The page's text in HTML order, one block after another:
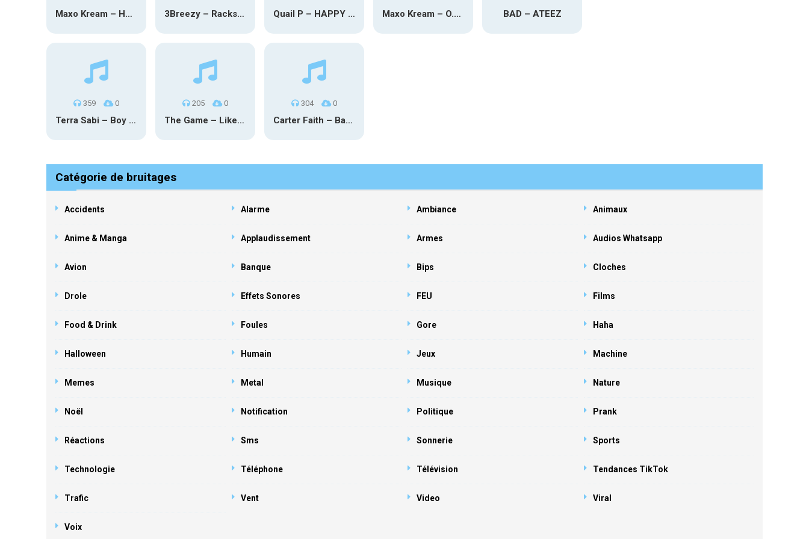
Maxo Kream – HOW TF I’M LUCKY 3Breezy – Racks On You Quail P – HAPPY TEARS Maxo Kream – O.Y.N BAD – ATEEZ
359 0
Terra Sabi – Boy Game X Marcia Cruz
205 0
The Game – Like Father Like Daughter
304 0
Carter Faith – Bar Star Vevo
Catégorie de bruitages
Accidents Alarme Ambiance Animaux
Anime & Manga Applaudissement Armes Audios Whatsapp
Avion Banque Bips Cloches
Drole Effets Sonores FEU Films
Food & Drink Foules Gore Haha
Halloween Humain Jeux Machine
Memes Metal Musique Nature
Noël Notification Politique Prank
Réactions Sms Sonnerie Sports
Technologie Téléphone Télévision Tendances TikTok
Trafic Vent Video Viral
Voix